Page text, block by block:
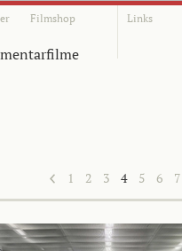
Filmshop Links
1 2 3 4 5 6 7